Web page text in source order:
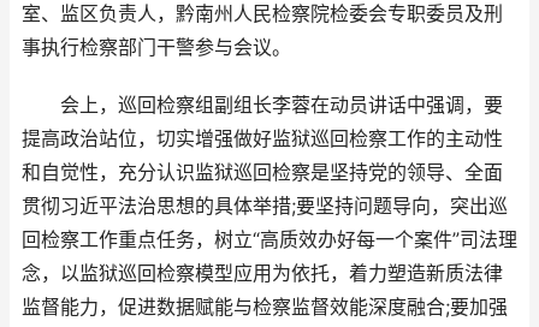
室、监区负责人，黔南州人民检察院检委会专职委员及刑
事执行检察部门干警参与会议。
会上，巡回检察组副组长李蓉在动员讲话中强调，要
提高政治站位，切实增强做好监狱巡回检察工作的主动性
和自觉性，充分认识监狱巡回检察是坚持党的领导、全面
贯彻习近平法治思想的具体举措;要坚持问题导向，突出巡
回检察工作重点任务，树立“高质效办好每一个案件”司法理
念，以监狱巡回检察模型应用为依托，着力塑造新质法律
监督能力，促进数据赋能与检察监督效能深度融合;要加强